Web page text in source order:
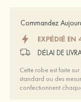
Commandez
EXPÉDIÉ EN
DÉLAI DE
Cette robe est faite
standard ou des
confectionnent